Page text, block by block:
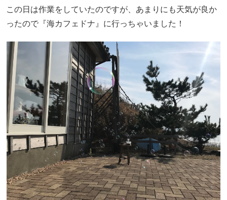
この日は作業をしていたのですが、あまりにも天気が良か
ったので『海カフェドナ』に行っちゃいました！